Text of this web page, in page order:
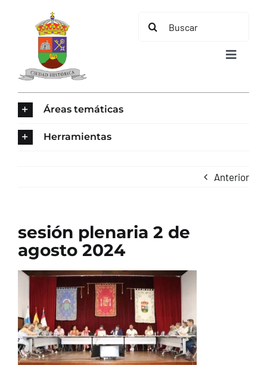
contenido
Buscar:
Toggle
TURISMO
Áreas temáticas
Herramientas
Anterior
sesión plenaria 2 de
agosto 2024